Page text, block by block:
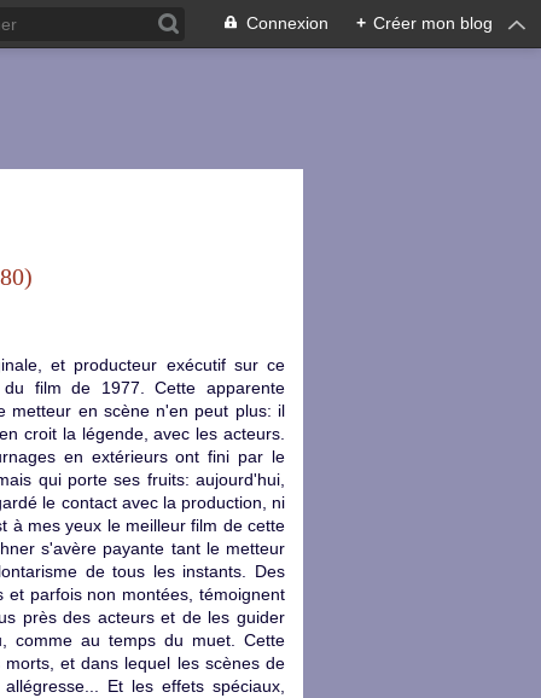
Connexion + Créer mon blog
et producteur exécutif sur ce
film de 1977. Cette apparente
metteur en scène n'en peut plus: il
croit la légende, avec les acteurs.
en extérieurs ont fini par le
qui porte ses fruits: aujourd'hui,
le contact avec la production, ni
à mes yeux le meilleur film de cette
s'avère payante tant le metteur
de tous les instants. Des
et parfois non montées, témoignent
près des acteurs et de les guider
comme au temps du muet. Cette
et dans lequel les scènes de
Et les effets spéciaux,